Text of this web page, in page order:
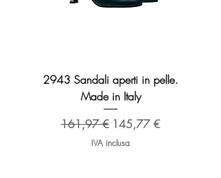
2943 Sandali aperti in pelle.
Made in Italy
Prezzo regolare
161,97 € Prezzo scontato
145,77 €
IVA inclusa